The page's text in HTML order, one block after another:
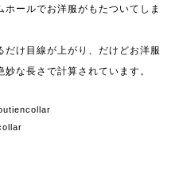
ールでお洋服がもたついてしま
だけ目線が上がり、だけどお洋服
な長さで計算されています。